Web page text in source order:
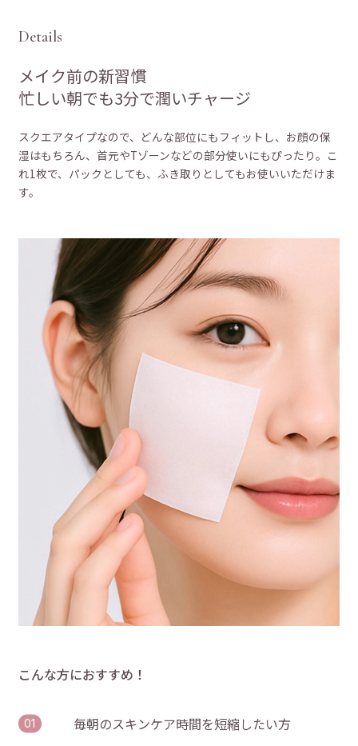
Details
メイク前の新習慣
忙しい朝でも3分で潤いチャージ
スクエアタイプなので、どんな部位にもフィットし、お顔の保
湿はもちろん、首元やTゾーンなどの部分使いにもぴったり。こ
れ1枚で、パックとしても、ふき取りとしてもお使いいただけま
す。
こんな方におすすめ！
毎朝のスキンケア時間を短縮したい方